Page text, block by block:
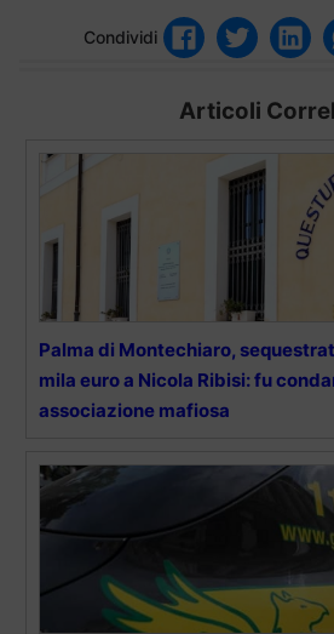
Condividi
Articoli
Palma di Montechiaro,
mila euro a Nicola Ribisi: fu
associazione mafiosa